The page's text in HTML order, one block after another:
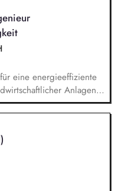
neuer
von Markt- und
gezielter
Managements.
und Promotions sowie
eine energieeffiziente
Anlagen
Lösung. Begleitung und
energieautarke
Systeme).
und Ermittlung des
Anlagenlösungen sowie
für Europa und